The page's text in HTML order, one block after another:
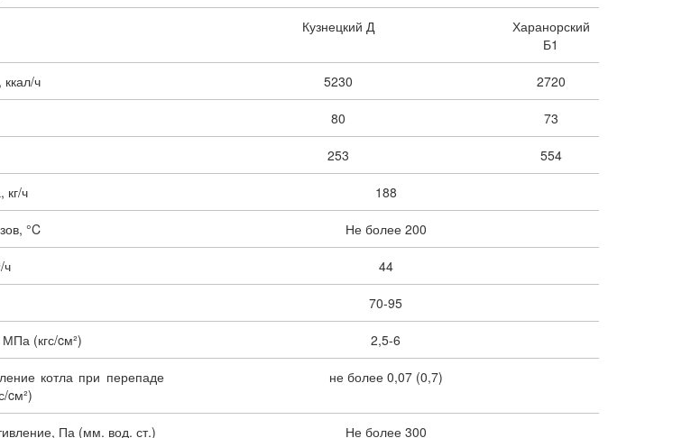
Кузнецкий Д
Харанорский
Б1
ч 5230 2720
80 73
253 554
кг/ч 188
°C Не более 200
ч 44
70-95
(кгс/cм²) 2,5-6
котла при перепаде
cм²)
не более 0,07 (0,7)
Па (мм. вод. ст.) Не более 300